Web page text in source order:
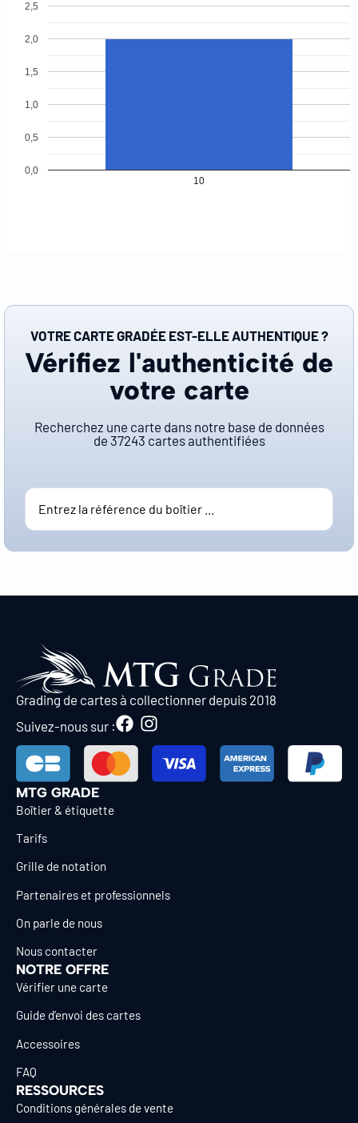
10
0,0
0,5
1,0
1,5
2,0
2,5
VOTRE CARTE GRADÉE EST-ELLE AUTHENTIQUE ?
Vérifiez l'authenticité de
votre carte
Recherchez une carte dans notre base de données
de 37243 cartes authentifiées
Grading de cartes à collectionner depuis 2018
Suivez-nous sur :
MTG GRADE
Boîtier & étiquette
Tarifs
Grille de notation
Partenaires et professionnels
On parle de nous
Nous contacter
NOTRE OFFRE
Vérifier une carte
Guide d’envoi des cartes
Accessoires
FAQ
RESSOURCES
Conditions générales de vente